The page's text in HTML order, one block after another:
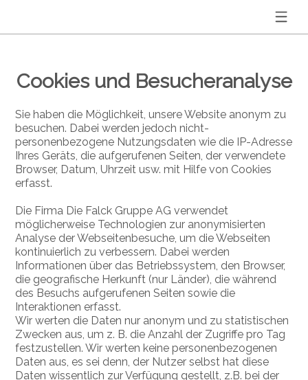
Cookies und Besucheranalyse
Sie haben die Möglichkeit, unsere Website anonym zu
besuchen. Dabei werden jedoch nicht-
personenbezogene Nutzungsdaten wie die IP-Adresse
Ihres Geräts, die aufgerufenen Seiten, der verwendete
Browser, Datum, Uhrzeit usw. mit Hilfe von Cookies
erfasst.
Die Firma Die Falck Gruppe AG verwendet
möglicherweise Technologien zur anonymisierten
Analyse der Webseitenbesuche, um die Webseiten
kontinuierlich zu verbessern. Dabei werden
Informationen über das Betriebssystem, den Browser,
die geografische Herkunft (nur Länder), die während
des Besuchs aufgerufenen Seiten sowie die
Interaktionen erfasst.
Wir werten die Daten nur anonym und zu statistischen
Zwecken aus, um z. B. die Anzahl der Zugriffe pro Tag
festzustellen. Wir werten keine personenbezogenen
Daten aus, es sei denn, der Nutzer selbst hat diese
Daten wissentlich zur Verfügung gestellt, z.B. bei der